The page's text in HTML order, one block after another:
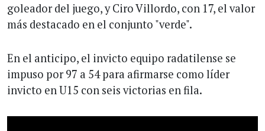
goleador del juego, y Ciro Villordo, con 17, el valor
más destacado en el conjunto "verde".
En el anticipo, el invicto equipo radatilense se
impuso por 97 a 54 para afirmarse como líder
invicto en U15 con seis victorias en fila.